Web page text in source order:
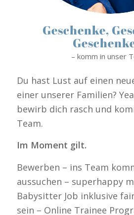
Geschenke,
– komm in unser
Du hast Lust auf einen
einer unserer Familien?
bewirb dich rasch und
Team.
Im Moment gilt.
Bewerben – ins Team
aussuchen – superhappy
Babysitter Job inklusive
sein – Online Trainee